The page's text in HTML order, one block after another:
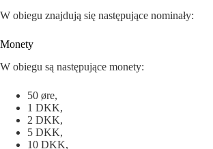
W obiegu znajdują się następujące nominały:
Monety
W obiegu są następujące monety:
50 øre,
1 DKK,
2 DKK,
5 DKK,
10 DKK,